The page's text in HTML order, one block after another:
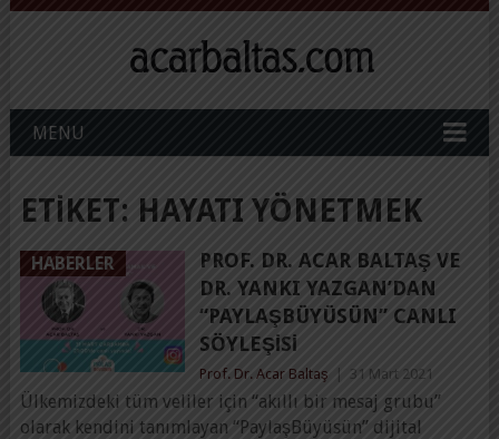
MENU
ETIKET: HAYATI YÖNETMEK
HABERLER
PROF. DR. ACAR BALTAŞ VE
DR. YANKI YAZGAN’DAN
“PAYLAŞBÜYÜSÜN” CANLI
SÖYLEŞISI
Prof. Dr. Acar Baltaş 31 Mart 2021
Ülkemizdeki tüm veliler için “akıllı bir mesaj grubu”
olarak kendini tanımlayan “PaylaşBüyüsün” dijital